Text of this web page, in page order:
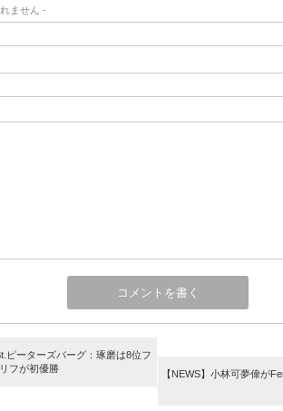
ません -
ピーターズバーグ：琢磨は8位フ
フが初優勝
【NEWS】小林可夢偉が